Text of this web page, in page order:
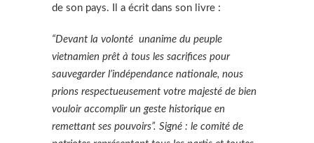
de son pays. Il a écrit dans son livre :
“Devant la volonté unanime du peuple
vietnamien prêt à tous les sacrifices pour
sauvegarder l’indépendance nationale, nous
prions respectueusement votre majesté de bien
vouloir accomplir un geste historique en
remettant ses pouvoirs”. Signé : le comité de